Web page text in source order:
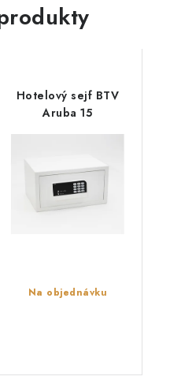
Hotelový sejf BTV
Aruba 15
Na objednávku